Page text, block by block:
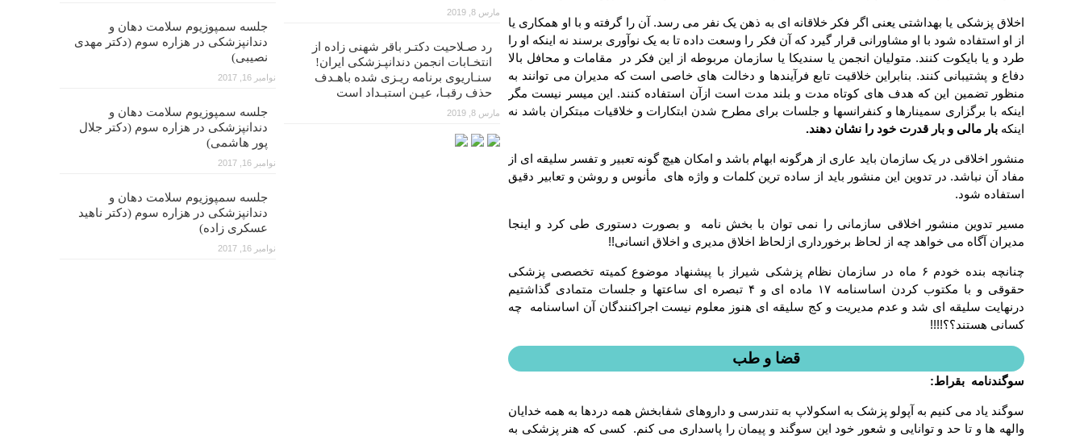
اخلاق پزشکی یا بهداشتی یعنی اگر فکر خلاقانه ای به ذهن یک نفر می رسد. آن را گرفته و با او همکاری یا
از او استفاده شود با او مشاورانی قرار گیرد که آن فکر را وسعت داده تا به یک نوآوری برسند نه اینکه او را
طرد و یا بایکوت کنند. متولیان انجمن یا سندیکا یا سازمان مربوطه از این فکر در مقامات و محافل بالا
دفاع و پشتیبانی کنند. بنابراین خلاقیت تابع فرآیندها و دخالت های خاصی است که مدیران می توانند به
منظور تضمین این که هدف های کوتاه مدت و بلند مدت است ازآن استفاده کنند. این میسر نیست مگر
اینکه با برگزاری سمینارها و کنفرانسها و جلسات برای مطرح شدن ابتکارات و خلاقیات مبتکران باشد نه
اینکه بار مالی و بار قدرت خود را نشان دهند.
منشور اخلاقی در یک سازمان باید عاری از هرگونه ابهام باشد و امکان هیچ گونه تعبیر و تفسر سلیقه ای از
مفاد آن نباشد. در تدوین این منشور باید از ساده ترین کلمات و واژه های مأنوس و روشن و تعابیر دقیق
استفاده شود.
مسیر تدوین منشور اخلاقی سازمانی را نمی توان با بخش نامه و بصورت دستوری طی کرد و اینجا
مدیران آگاه می خواهد چه از لحاظ برخورداری ازلحاظ اخلاق مدیری و اخلاق انسانی!!
چنانچه بنده خودم ۶ ماه در سازمان نظام پزشکی شیراز با پیشنهاد موضوع کمیته تخصصی پزشکی
حقوقی و با مکتوب کردن اساسنامه ۱۷ ماده ای و ۴ تبصره ای ساعتها و جلسات متمادی گذاشتیم
درنهایت سلیقه ای شد و عدم مدیریت و کج سلیقه ای هنوز معلوم نیست اجراکنندگان آن اساسنامه چه
کسانی هستند؟؟!!!!
قضا و طب
سوگندنامه بقراط:
سوگند یاد می کنیم به آپولو پزشک به اسکولاپ به تندرسی و داروهای شفابخش همه دردها به همه خدایان
والهه ها و تا حد و توانایی و شعور خود این سوگند و پیمان را پاسداری می کنم. کسی که هنر پزشکی به
مارس 8, 2019
رد صـلاحیت دکتـر باقر شهنی زاده از
انتخـابات انجمن دندانپـزشکی ایران!
سنـاریوی برنامه ریـزی شده باهـدف
حذف رقبـا، عیـن استبـداد است
مارس 8, 2019
جلسه سمپوزیوم سلامت دهان و
دندانپزشکی در هزاره سوم (دکتر مهدی
نصیبی)
نوامبر 16, 2017
جلسه سمپوزیوم سلامت دهان و
دندانپزشکی در هزاره سوم (دکتر جلال
پور هاشمی)
نوامبر 16, 2017
جلسه سمپوزیوم سلامت دهان و
دندانپزشکی در هزاره سوم (دکتر ناهید
عسکری زاده)
نوامبر 16, 2017